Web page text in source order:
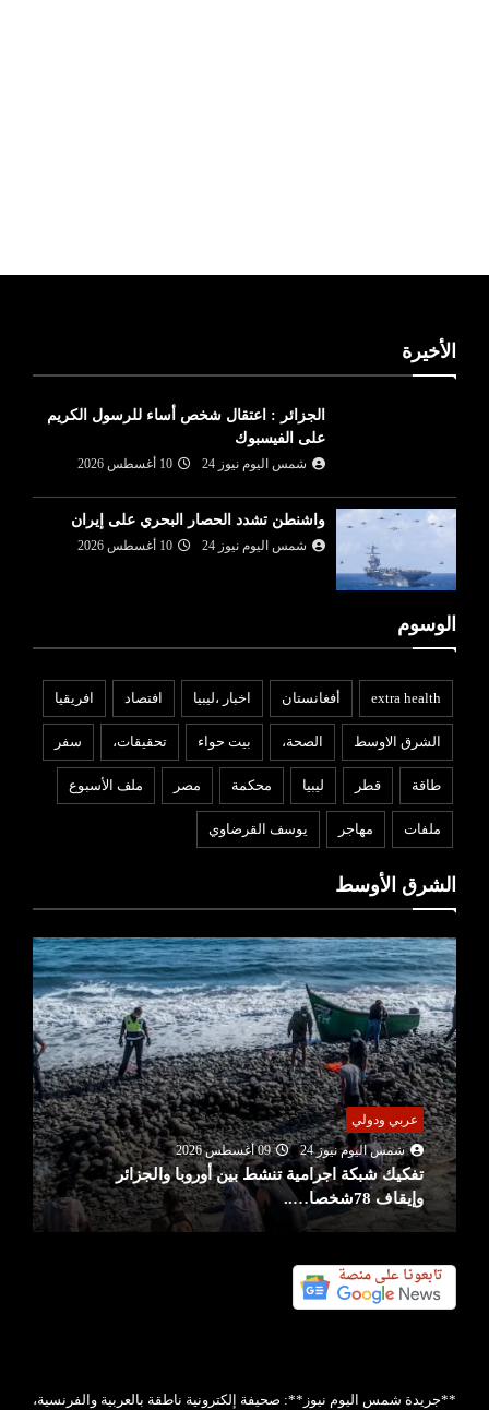
الأخيرة
الجزائر : اعتقال شخص أساء للرسول الكريم
على الفيسبوك
شمس اليوم نيوز 24 10 أغسطس 2026
واشنطن تشدد الحصار البحري على إيران
شمس اليوم نيوز 24 10 أغسطس 2026
الوسوم
extra health أفغانستان اخبار ،ليبيا افتصاد افريقيا
الشرق الاوسط الصحة، بيت حواء تحقيقات، سفر
طاقة قطر ليبيا محكمة مصر ملف الأسبوع
ملفات مهاجر يوسف القرضاوي
الشرق الأوسط
عربي ودولي
شمس اليوم نيوز 24
09 أغسطس 2026
تفكيك شبكة اجرامية تنشط بين أوروبا والجزائر
وإيقاف 78شخصا…..